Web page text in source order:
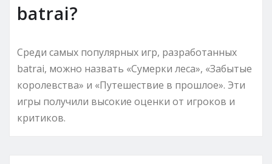
batrai?
Среди самых популярных игр, разработанных
batrai, можно назвать «Сумерки леса», «Забытые
королевства» и «Путешествие в прошлое». Эти
игры получили высокие оценки от игроков и
критиков.